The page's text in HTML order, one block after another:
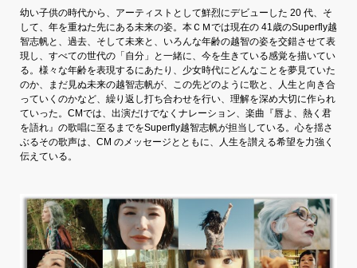
幼い子供の時代から、アーティストとして鮮烈にデビューした 20 代、そ
して、年を重ねた先にある未来の姿。本ＣＭでは現在の 41歳のSuperfly越
智志帆と、過去、そして未来と、いろんな年齢の越智の姿を交錯させて表
現し、すべての世代の「自分」と一緒に、今を生きている感覚を描いてい
る。様々な年齢を表現するにあたり、少女時代にどんなことを夢見ていた
のか、まだ見ぬ未来の越智志帆が、この先どのように歌と、人生と向き合
っていくのかなど、繰り返し打ち合わせを行い、理解を深め大切に作られ
ていった。CMでは、出演だけでなくナレーション、楽曲『唇よ、熱く君
を語れ』の歌唱に至るまでをSuperfly越智志帆が担当している。心を揺さ
ぶるその歌声は、CM のメッセージとともに、人生を讃える希望を力強く
伝えている。